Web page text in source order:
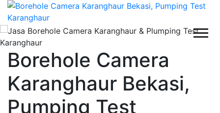
Borehole Camera
Karanghaur Bekasi,
Pumping Test